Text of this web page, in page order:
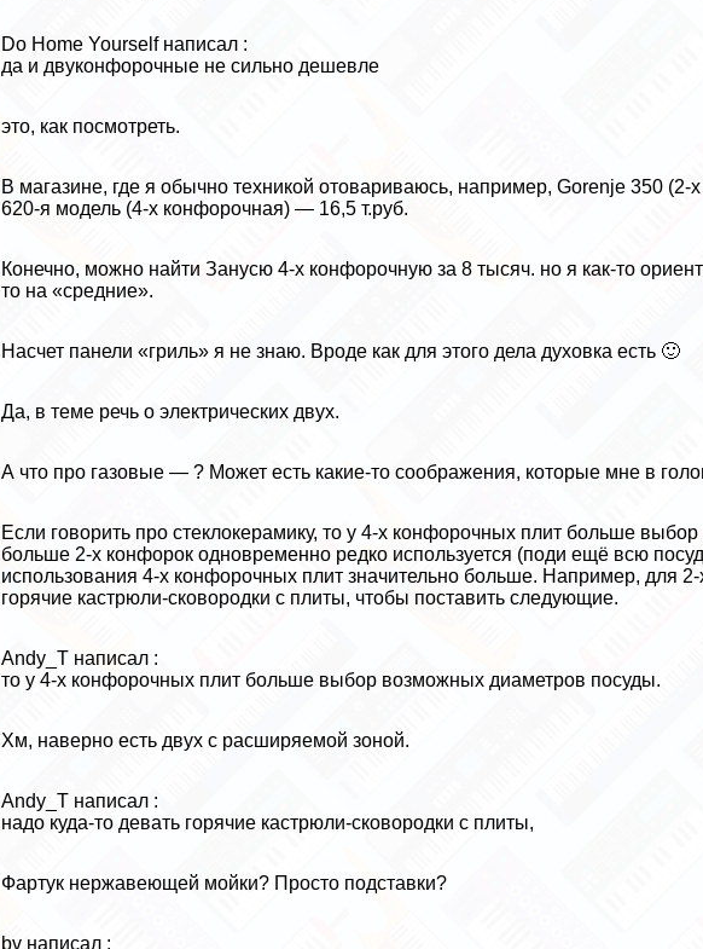
Do Home Yourself написал :
да и двуконфорочные не сильно дешевле
это, как посмотреть.
В магазине, где я обычно техникой отовариваюсь, например, Gorenje 350 (2-х
620-я модель (4-х конфорочная) — 16,5 т.руб.
Конечно, можно найти Зaнycю 4-х конфорочную за 8 тысяч. но я как-то
то на «средние».
Насчет панели «гриль» я не знаю. Вроде как для этого дела духовка есть 🙂
Да, в теме речь о электрических двух.
А что про газовые — ? Может есть какие-то соображения, которые мне в
Если говорить про стеклокерамику, то у 4-х конфорочных плит больше
больше 2-х конфорок одновременно редко используется (поди ещё всю
использования 4-х конфорочных плит значительно больше. Например, для
горячие кастрюли-сковородки с плиты, чтобы поставить следующие.
Andy_T написал :
то у 4-х конфорочных плит больше выбор возможных диаметров посуды.
Хм, наверно есть двух с расширяемой зоной.
Andy_T написал :
надо куда-то девать горячие кастрюли-сковородки с плиты,
Фартук нержавеющей мойки? Просто подставки?
bv написал :